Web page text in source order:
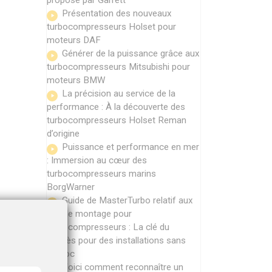
Présentation des nouveaux
turbocompresseurs Holset pour
moteurs DAF
Générer de la puissance grâce aux
turbocompresseurs Mitsubishi pour
moteurs BMW
La précision au service de la
performance : À la découverte des
turbocompresseurs Holset Reman
d’origine
Puissance et performance en mer
: Immersion au cœur des
turbocompresseurs marins
BorgWarner
Guide de MasterTurbo relatif aux
kits de montage pour
turbocompresseurs : La clé du
succès pour des installations sans
accroc
Voici comment reconnaître un